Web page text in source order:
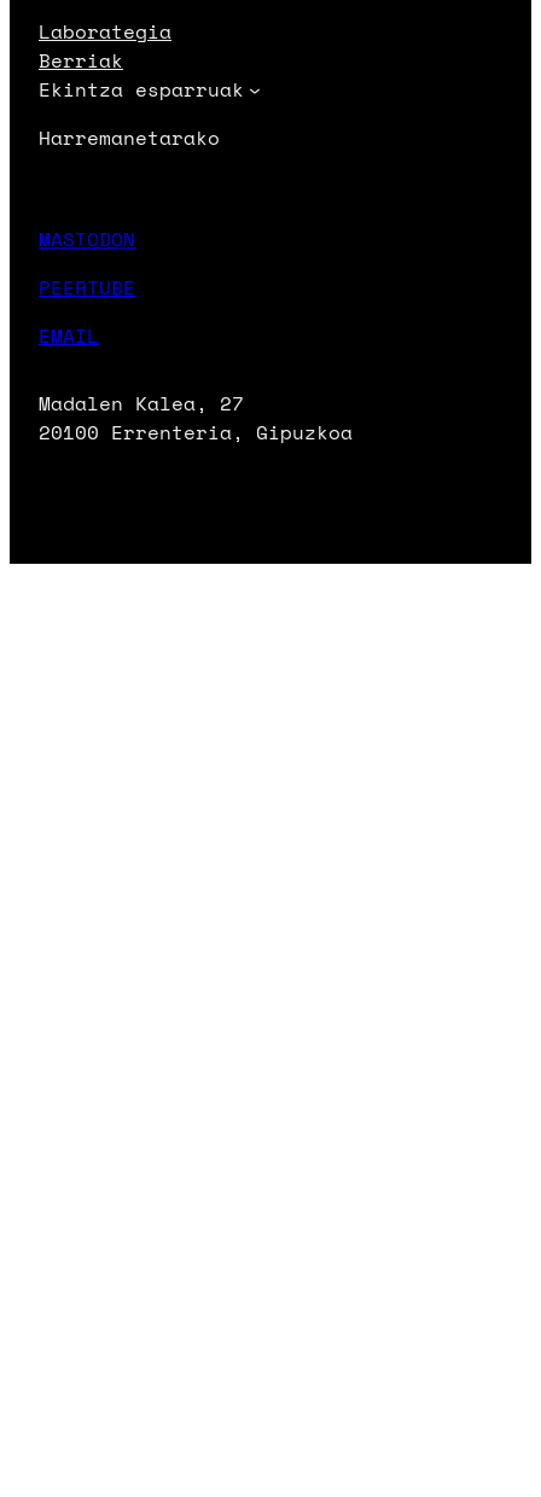
Laborategia
Berriak
Ekintza esparruak
Harremanetarako
MASTODON
PEERTUBE
EMAIL
Madalen Kalea, 27
20100 Errenteria, Gipuzkoa